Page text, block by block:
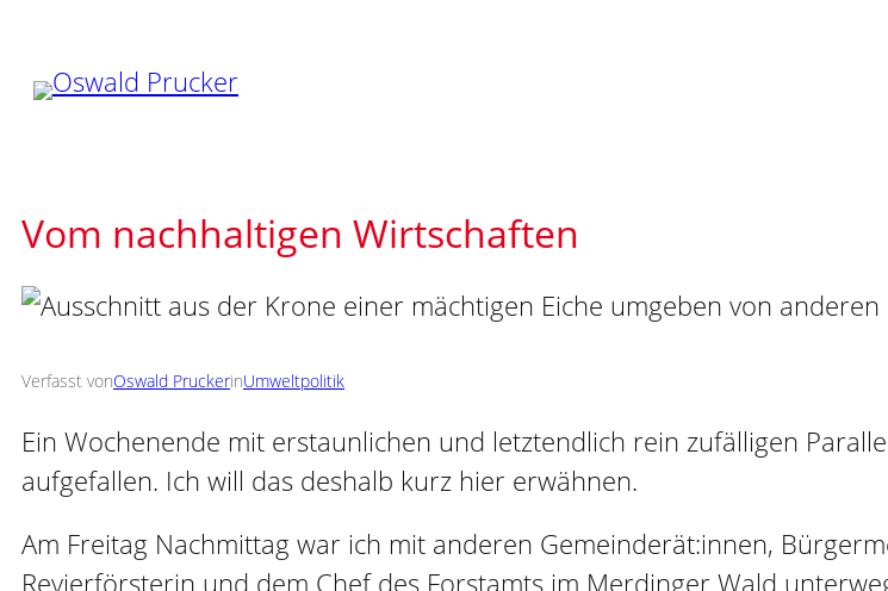
Inhalt
springen
Vom nachhaltigen Wirtschaften
Verfasst vonOswald PruckerinUmweltpolitik
Ein Wochenende mit erstaunlichen und letztendlich rein zufälligen
aufgefallen. Ich will das deshalb kurz hier erwähnen.
Am Freitag Nachmittag war ich mit anderen Gemeinderät:innen,
Revierförsterin und dem Chef des Forstamts im Merdinger Wald